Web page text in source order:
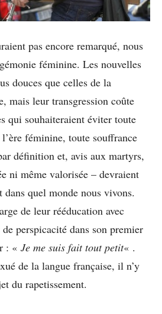
pas encore remarqué, nous
féminine. Les nouvelles
douces que celles de la
mais leur transgression coûte
qui souhaiteraient éviter toute
féminine, toute souffrance
définition et, avis aux martyrs,
ni même valorisée – devraient
dans quel monde nous vivons.
de leur rééducation avec
perspicacité dans son premier
: « Je me suis fait tout petit« .
de la langue française, il n’y
du rapetissement.